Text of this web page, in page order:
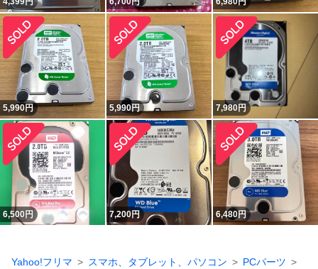
5,990円 5,990円 7,980円
6,500 円 7,200円 6,480円
Yahoo!フリマ スマホ、タブレット、パソコン
PCパーツ